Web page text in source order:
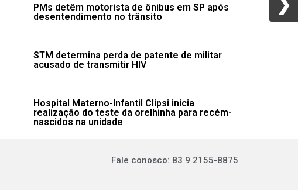
PMs detêm motorista de ônibus em SP após
desentendimento no trânsito
STM determina perda de patente de militar
acusado de transmitir HIV
Hospital Materno-Infantil Clipsi inicia
realização do teste da orelhinha para recém-
nascidos na unidade
Fale conosco: 83 9 2155-8875